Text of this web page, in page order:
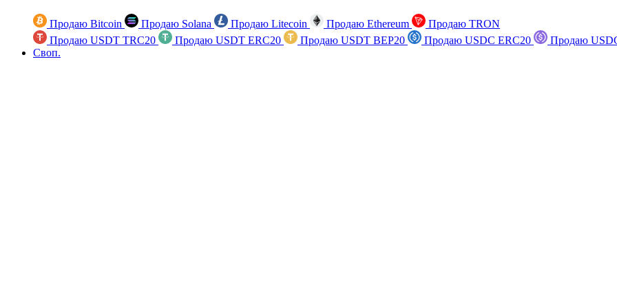
Продаю Bitcoin Продаю Solana Продаю Litecoin Продаю Ethereum
Продаю TRON
Продаю USDT TRC20
Продаю USDT ERC20 Продаю USDT BEP20 Продаю USDC ERC20
Продаю
Своп.